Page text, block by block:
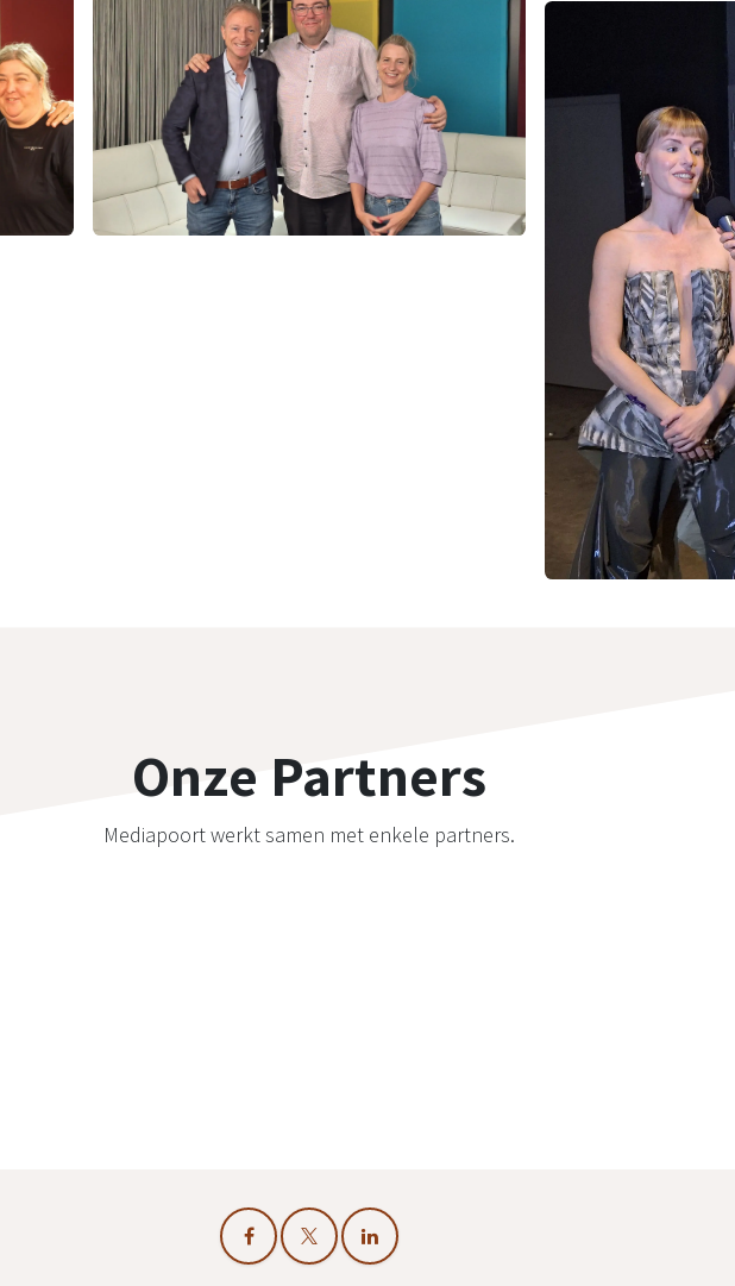
Onze Partners
Mediapoort werkt samen met enkele partners.